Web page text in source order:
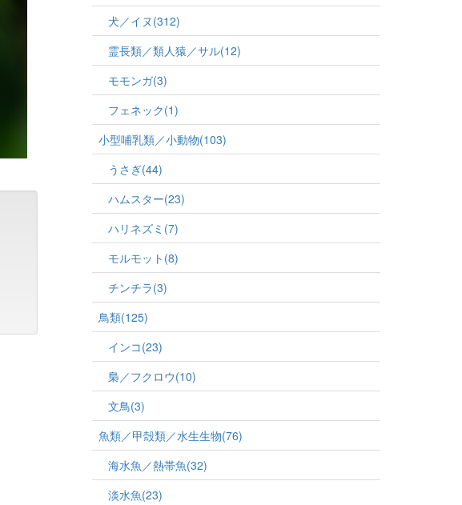
犬／イヌ(312)
霊長類／類人猿／サル(12)
モモンガ(3)
フェネック(1)
小型哺乳類／小動物(103)
うさぎ(44)
ハムスター(23)
ハリネズミ(7)
モルモット(8)
チンチラ(3)
鳥類(125)
インコ(23)
梟／フクロウ(10)
文鳥(3)
魚類／甲殻類／水生生物(76)
海水魚／熱帯魚(32)
淡水魚(23)